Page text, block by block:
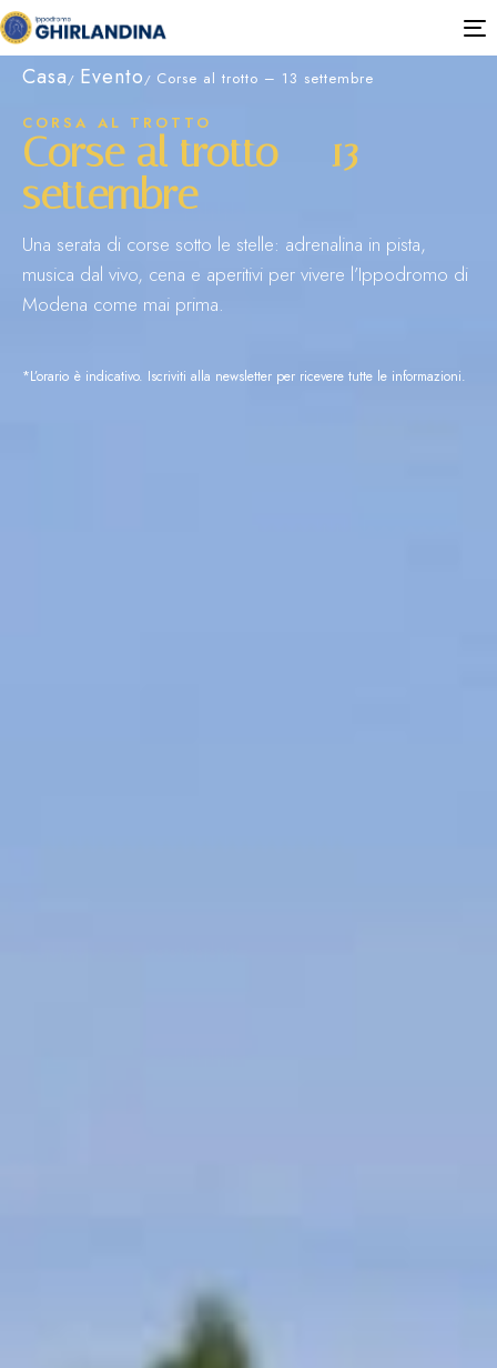
Casa Evento Corse al trotto – 13 settembre
CORSA AL TROTTO
Corse al trotto – 13
settembre
Una serata di corse sotto le stelle: adrenalina in pista,
musica dal vivo, cena e aperitivi per vivere l’Ippodromo di
Modena come mai prima.
*L’orario è indicativo. Iscriviti alla newsletter per ricevere tutte le informazioni.